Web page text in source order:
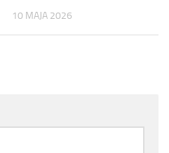
10 MAJA 2026